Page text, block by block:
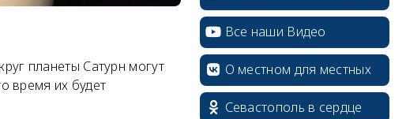
планеты Сатурн могут
время их будет
Все наши Видео
О местном для местных
Севастополь в сердце